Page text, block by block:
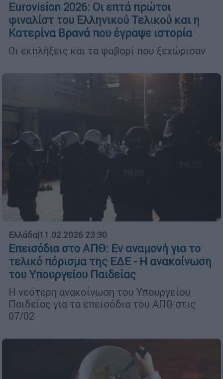
Eurovision 2026: Oι επτά πρώτοι
φιναλίστ του Ελληνικού Τελικού και η
Κατερίνα Βρανά που έγραψε ιστορία
Οι εκπλήξεις και τα φαβορί που ξεχώρισαν
Ελλάδα|11.02.2026 23:30
Επεισόδια στο ΑΠΘ: Εν αναμονή για το
τελικό πόρισμα της ΕΔΕ - Η ανακοίνωση
του Υπουργείου Παιδείας
Η νεότερη ανακοίνωση του Υπουργείου
Παιδείας για τα επεισόδια του ΑΠΘ στις
07/02